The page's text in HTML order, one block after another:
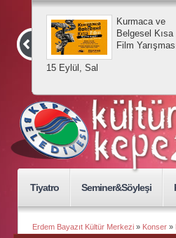
15 Eylül, Sal
Kurmaca ve
Belgesel Kısa
Film
Tiyatro Seminer&Söyleşi
Erdem Bayazıt Kültür Merkezi » Konser »